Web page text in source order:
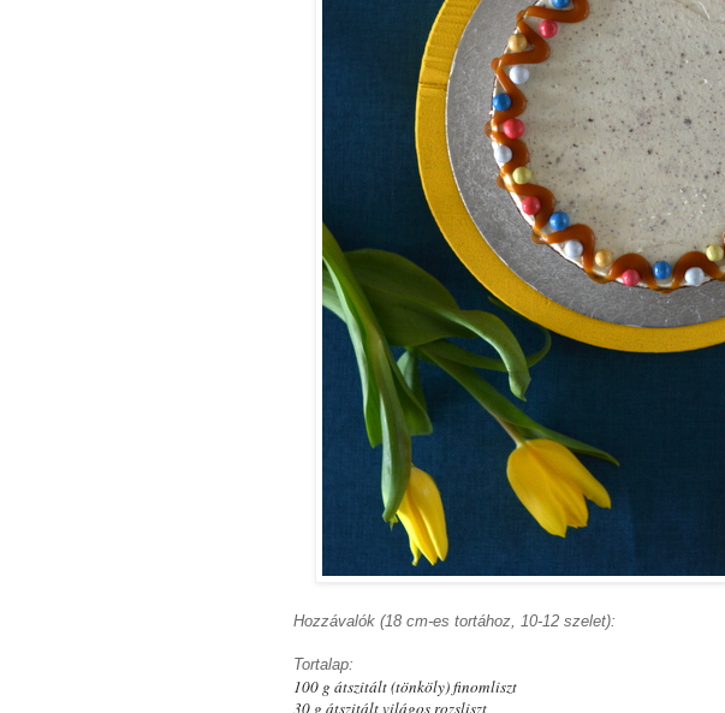
Hozzávalók (18 cm-es tortához, 10-12 szelet):
Tortalap:
100 g átszitált (tönköly) finomliszt